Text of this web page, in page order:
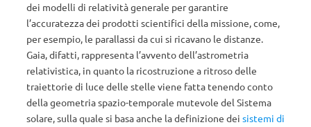
dei modelli di relatività generale per garantire
l’accuratezza dei prodotti scientifici della missione, come,
per esempio, le parallassi da cui si ricavano le distanze.
Gaia, difatti, rappresenta l’avvento dell’astrometria
relativistica, in quanto la ricostruzione a ritroso delle
traiettorie di luce delle stelle viene fatta tenendo conto
della geometria spazio-temporale mutevole del Sistema
solare, sulla quale si basa anche la definizione dei sistemi di